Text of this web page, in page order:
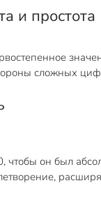
и простота
сложных
чтобы он был